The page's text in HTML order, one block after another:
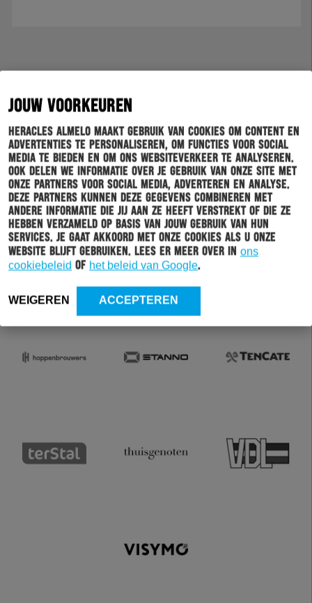
JOUW VOORKEUREN
Heracles Almelo maakt gebruik van cookies om content en
advertenties te personaliseren, om functies voor social
media te bieden en om ons websiteverkeer te analyseren.
Ook delen we informatie over je gebruik van onze site met
onze partners voor social media, adverteren en analyse.
Deze partners kunnen deze gegevens combineren met
andere informatie die jij aan ze heeft verstrekt of die ze
hebben verzameld op basis van jouw gebruik van hun
services. Je gaat akkoord met onze cookies als u onze
website blijft gebruiken. Lees er meer over in ons
cookiebeleid of het beleid van Google.
WEIGEREN ACCEPTEREN